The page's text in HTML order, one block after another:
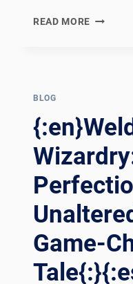
วามก
ลังงานด
้วยเ
ทคโนโลยี R
OTATOR
ั้นส
ูง{:}{
:VI}TIẾN
ẤP N
GUỒN: C
ÁCH M
READ MORE
IN
DE
EL
BLOG
Game-